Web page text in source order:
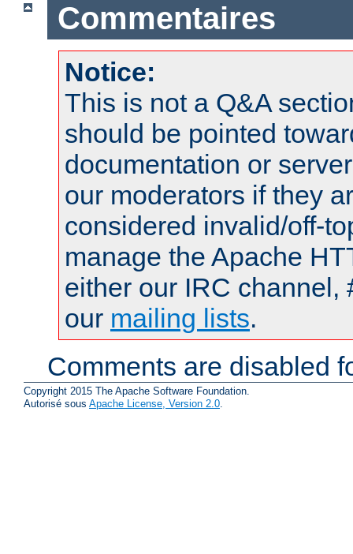
Commentaires
Notice:
This is not a Q&A
should be pointed
documentation or
our moderators if they
considered invalid/off-
manage the Apache
either our IRC channel,
our mailing lists.
Comments are disabled
Copyright 2015 The Apache Software Foundation.
Autorisé sous Apache License, Version 2.0